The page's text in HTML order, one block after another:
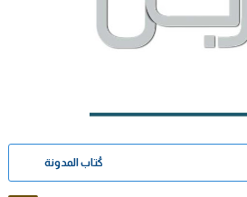
كُتاب المدونة